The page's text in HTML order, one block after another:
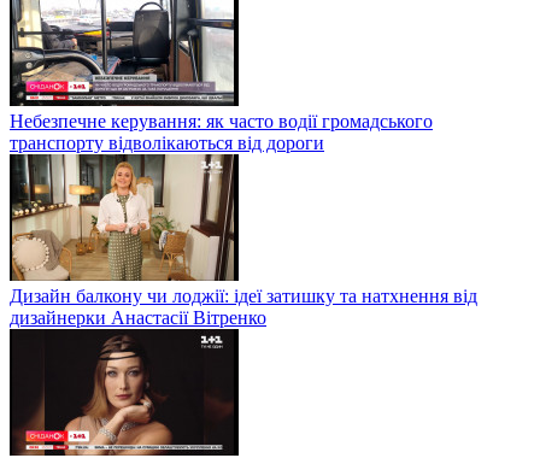
Небезпечне керування: як часто водії громадського
транспорту відволікаються від дороги
Дизайн балкону чи лоджії: ідеї затишку та натхнення від
дизайнерки Анастасії Вітренко